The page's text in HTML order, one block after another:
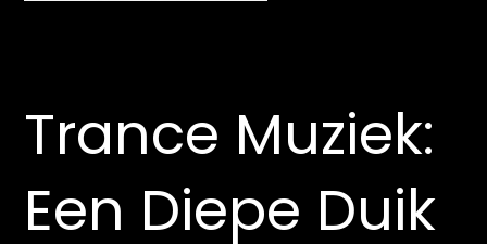
Trance Muziek:
Een Diepe Duik